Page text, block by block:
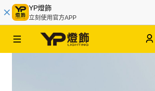
YP燈飾
立刻使用官方APP